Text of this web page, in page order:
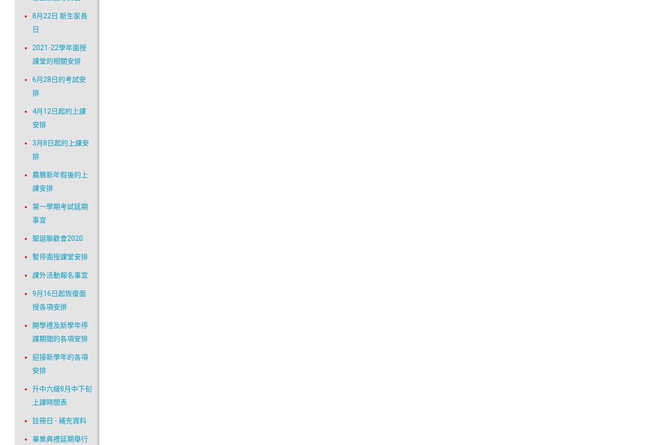
8月22日 新生家長
日
2021-22學年面授
課堂的相關安排
6月28日的考試安
排
4月12日起的上課
安排
3月8日起的上課安
排
農曆新年假後的上
課安排
第一學期考試延期
事宜
聖誕聯歡會2020
暫停面授課堂安排
課外活動報名事宜
9月16日起恢復面
授各項安排
開學禮及新學年停
課期間的各項安排
迎接新學年的各項
安排
升中六級8月中下旬
上課時間表
註冊日 - 補充資料
畢業典禮延期舉行